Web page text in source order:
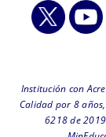
Institución con
Calidad por 8
6218 de